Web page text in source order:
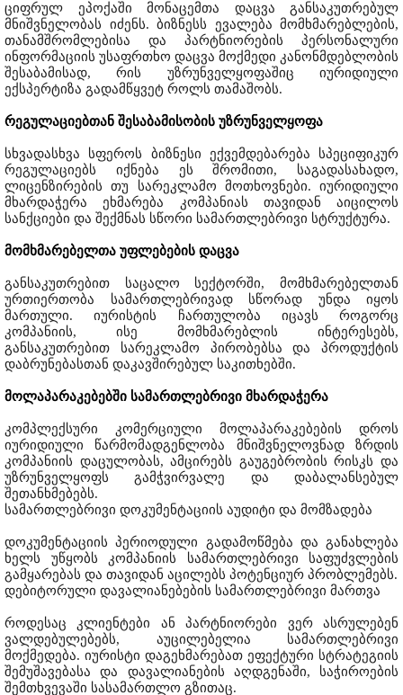
ციფრულ ეპოქაში მონაცემთა დაცვა განსაკუთრებულ
მნიშვნელობას იძენს. ბიზნესს ევალება მომხმარებლების,
თანამშრომლებისა და პარტნიორების პერსონალური
ინფორმაციის უსაფრთხო დაცვა მოქმედი კანონმდებლობის
შესაბამისად, რის უზრუნველყოფაშიც იურიდიული
ექსპერტიზა გადამწყვეტ როლს თამაშობს.
რეგულაციებთან შესაბამისობის უზრუნველყოფა
სხვადასხვა სფეროს ბიზნესი ექვემდებარება სპეციფიკურ
რეგულაციებს იქნება ეს შრომითი, საგადასახადო,
ლიცენზირების თუ სარეკლამო მოთხოვნები. იურიდიული
მხარდაჭერა ეხმარება კომპანიას თავიდან აიცილოს
სანქციები და შექმნას სწორი სამართლებრივი სტრუქტურა.
მომხმარებელთა უფლებების დაცვა
განსაკუთრებით საცალო სექტორში, მომხმარებელთან
ურთიერთობა სამართლებრივად სწორად უნდა იყოს
მართული. იურისტის ჩართულობა იცავს როგორც
კომპანიის, ისე მომხმარებლის ინტერესებს,
განსაკუთრებით სარეკლამო პირობებსა და პროდუქტის
დაბრუნებასთან დაკავშირებულ საკითხებში.
მოლაპარაკებებში სამართლებრივი მხარდაჭერა
კომპლექსური კომერციული მოლაპარაკებების დროს
იურიდიული წარმომადგენლობა მნიშვნელოვნად ზრდის
კომპანიის დაცულობას, ამცირებს გაუგებრობის რისკს და
უზრუნველყოფს გამჭვირვალე და დაბალანსებულ
შეთანხმებებს.
სამართლებრივი დოკუმენტაციის აუდიტი და მომზადება
დოკუმენტაციის პერიოდული გადამოწმება და განახლება
ხელს უწყობს კომპანიის სამართლებრივი საფუძვლების
გამყარებას და თავიდან აცილებს პოტენციურ პრობლემებს.
დებიტორული დავალიანებების სამართლებრივი მართვა
როდესაც კლიენტები ან პარტნიორები ვერ ასრულებენ
ვალდებულებებს, აუცილებელია სამართლებრივი
მოქმედება. იურისტი დაგეხმარებათ ეფექტური სტრატეგიის
შემუშავებასა და დავალიანების აღდგენაში, საჭიროების
შემთხვევაში სასამართლო გზითაც.